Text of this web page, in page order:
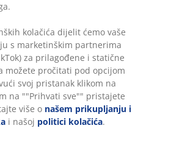
kolačića dijelit ćemo vaše
s marketinškim partnerima
za prilagođene i statične
možete pročitati pod opcijom
svoj pristanak klikom na
na ""Prihvati sve"" pristajete
više o našem prikupljanju i
i našoj politici kolačića.